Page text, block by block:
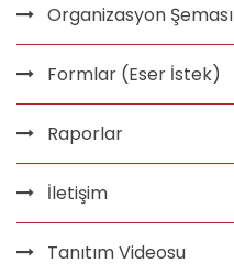
Organizasyon Şeması
Formlar (Eser İstek)
Raporlar
İletişim
Tanıtım Videosu